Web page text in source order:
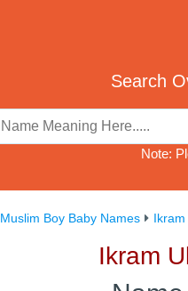
Search
Note:
Muslim Boy Baby Names
Ikram